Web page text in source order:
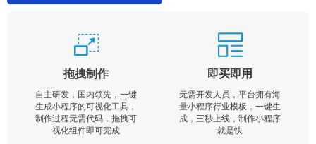
拖拽制作
自主研发，国内领先，一键
生成小程序的可视化工具，
制作过程无需代码，拖拽可
视化组件即可完成
即买即用
无需开发人员，平台拥有海
量小程序行业模板，一键生
成，三秒上线，制作小程序
就是快